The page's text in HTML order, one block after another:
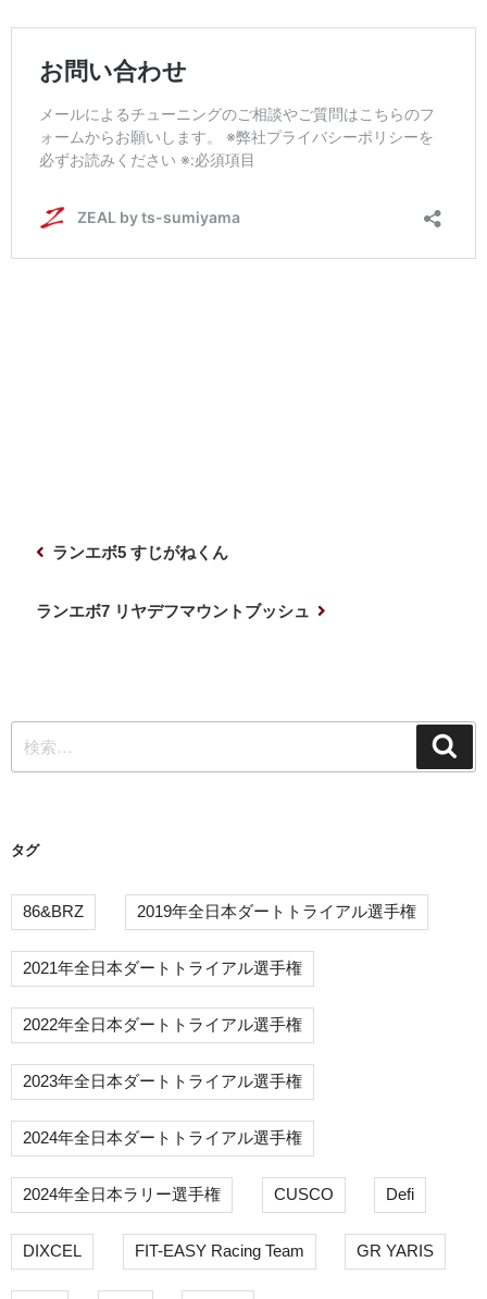
シ
ョ
ランエボ5 すじがねくん
ランエボ7 リヤデフマウントブッシュ
索:
タグ
86&BRZ 2019年全日本ダートトライアル選手権
2021年全日本ダートトライアル選手権
2022年全日本ダートトライアル選手権
2023年全日本ダートトライアル選手権
2024年全日本ダートトライアル選手権
2024年全日本ラリー選手権 CUSCO Defi
DIXCEL FIT-EASY Racing Team GR YARIS